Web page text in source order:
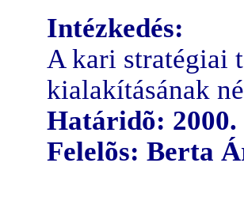
Intézkedés:
A kari stratégiai
kialakításának
Határidõ: 2000.
Felelõs: Berta